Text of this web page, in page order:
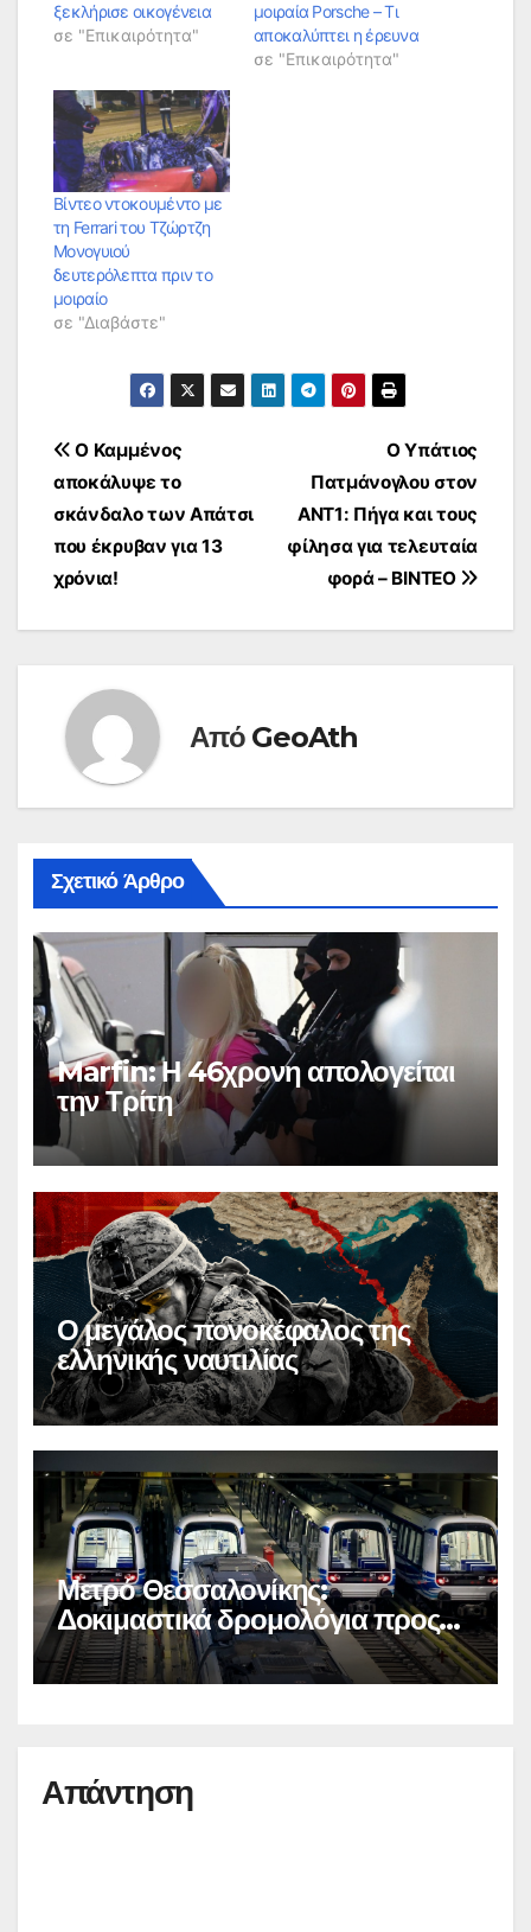
ξεκλήρισε οικογένεια
σε "Επικαιρότητα"
μοιραία Porsche – Τι
αποκαλύπτει η έρευνα
σε "Επικαιρότητα"
Βίντεο ντοκουμέντο με
τη Ferrari του Τζώρτζη
Μονογυιού
δευτερόλεπτα πριν το
μοιραίο
σε "Διαβάστε"
Πλοήγηση
άρθρων
O Υπάτιος
Πατμάνογλου στον
ΑΝΤ1: Πήγα και τους
φίλησα για τελευταία
φορά – ΒΙΝΤΕΟ
Ο Καμμένος
αποκάλυψε το
σκάνδαλο των Απάτσι
που έκρυβαν για 13
χρόνια!
Από GeoAth
Σχετικό Άρθρο
Marfin: Η 46χρονη απολογείται
την Τρίτη
Ο μεγάλος πονοκέφαλος της
ελληνικής ναυτιλίας
Μετρό Θεσσαλονίκης:
Δοκιμαστικά δρομολόγια προς
Καλαμαριά
Απάντηση